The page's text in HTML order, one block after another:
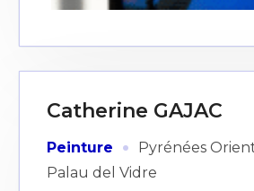
Catherine GAJAC
Peinture · Pyrénées
Palau del Vidre